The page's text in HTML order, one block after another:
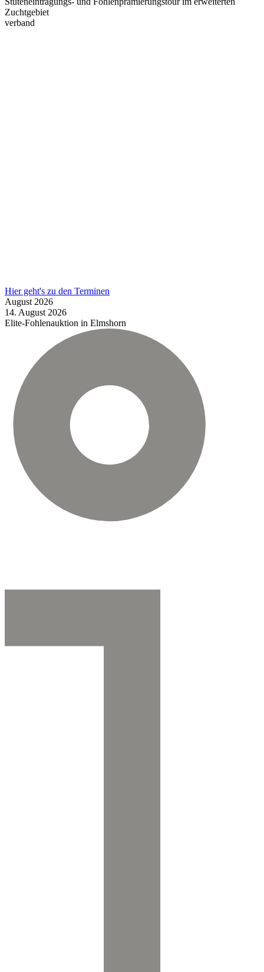
Zuchtgebiet
verband
Hier geht's zu den Terminen
August 2026
14. August 2026
Elite-Fohlenauktion in Elmshorn